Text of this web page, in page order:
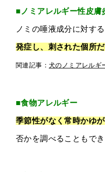
■ノミアレルギー性皮膚
ノミの唾液成分に対す
発症し、刺された個所
関連記事： 犬のノミアレルギ
■食物アレルギー
季節性がなく常時かゆ
否かを調べることもで